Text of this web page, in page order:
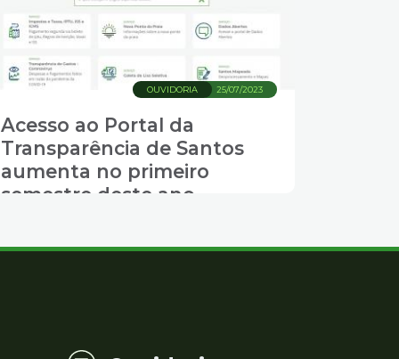
25/07/2023
OUVIDORIA
Acesso ao Portal da
Transparência de Santos
aumenta no primeiro
semestre deste ano